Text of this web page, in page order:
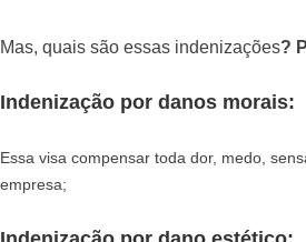
Mas, quais são essas indenizações?
Indenização por danos morais:
Essa visa compensar toda dor, medo,
empresa;